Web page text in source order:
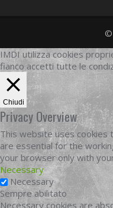
©
IMDI utilizza cookies
fianco accetti tutte le
Chiudi
Privacy Overview
This website uses
are essential for the
your browser only with
Necessary
Necessary
Sempre abilitato
Necessary cookies are